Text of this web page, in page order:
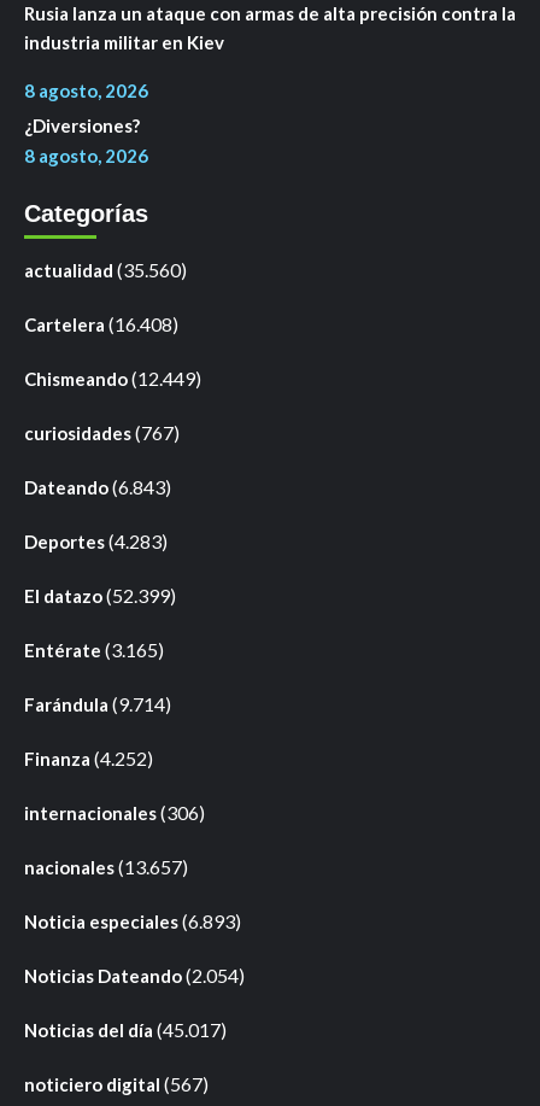
Rusia lanza un ataque con armas de alta precisión contra la
industria militar en Kiev
8 agosto, 2026
¿Diversiones?
8 agosto, 2026
Categorías
actualidad (35.560)
Cartelera (16.408)
Chismeando(12.449)
curiosidades(767)
Dateando(6.843)
Deportes(4.283)
El datazo(52.399)
Entérate (3.165)
Farándula (9.714)
Finanza (4.252)
internacionales(306)
nacionales(13.657)
Noticia especiales(6.893)
Noticias Dateando(2.054)
Noticias del día (45.017)
noticiero digital (567)